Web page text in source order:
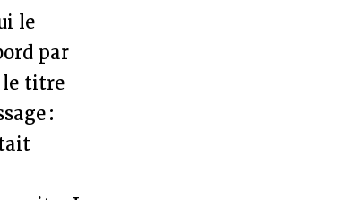
le
par
le titre
: